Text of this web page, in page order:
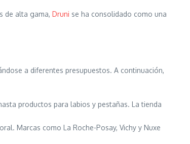
de alta gama, Druni se ha consolidado como una
a diferentes presupuestos. A continuación,
productos para labios y pestañas. La tienda
Marcas como La Roche-Posay, Vichy y Nuxe